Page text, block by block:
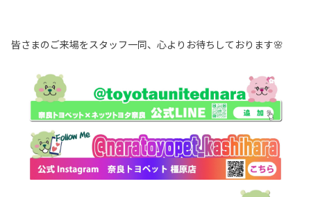
皆さまのご来場をスタッフ一同、心よりお待ちしております🌸